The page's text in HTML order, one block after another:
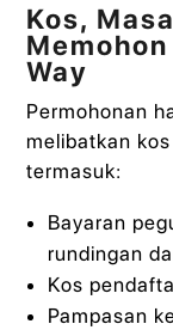
Kos,
Way
Permohonan
melibatkan
termasuk:
Bayaran
rundingan
Kos
Pampasan